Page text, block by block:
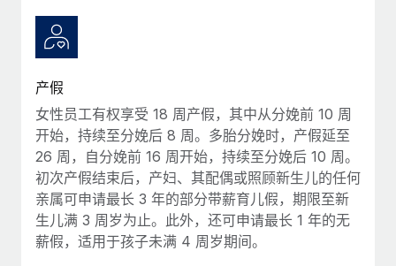
产假
女性员工有权享受 18 周产假，其中从分娩前 10 周
开始，持续至分娩后 8 周。多胎分娩时，产假延至
26 周，自分娩前 16 周开始，持续至分娩后 10 周。
初次产假结束后，产妇、其配偶或照顾新生儿的任何
亲属可申请最长 3 年的部分带薪育儿假，期限至新
生儿满 3 周岁为止。此外，还可申请最长 1 年的无
薪假，适用于孩子未满 4 周岁期间。